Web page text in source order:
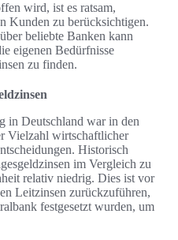
wird, ist es ratsam,
Kunden zu berücksichtigen.
beliebte Banken kann
eigenen Bedürfnisse
zu finden.
in Deutschland war in den
Vielzahl wirtschaftlicher
Historisch
im Vergleich zu
relativ niedrig. Dies ist vor
Leitzinsen zurückzuführen,
festgesetzt wurden, um